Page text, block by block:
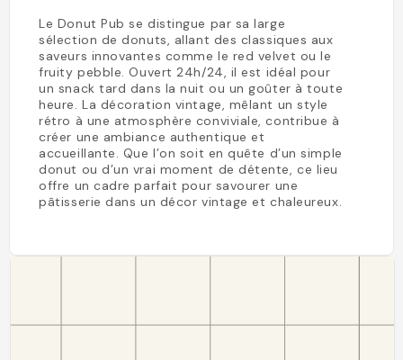
Le Donut Pub se distingue par sa large
sélection de donuts, allant des classiques aux
saveurs innovantes comme le red velvet ou le
fruity pebble. Ouvert 24h/24, il est idéal pour
un snack tard dans la nuit ou un goûter à toute
heure. La décoration vintage, mêlant un style
rétro à une atmosphère conviviale, contribue à
créer une ambiance authentique et
accueillante. Que l’on soit en quête d’un simple
donut ou d’un vrai moment de détente, ce lieu
offre un cadre parfait pour savourer une
pâtisserie dans un décor vintage et chaleureux.